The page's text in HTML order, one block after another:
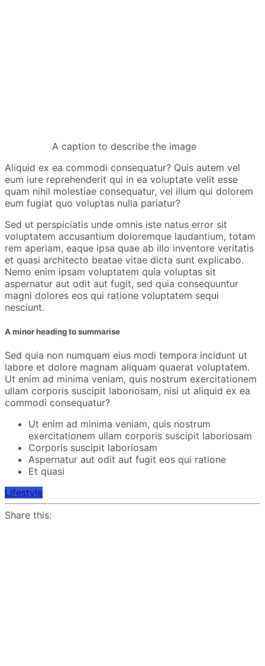
A caption to describe the image
Aliquid ex ea commodi consequatur? Quis autem vel
eum iure reprehenderit qui in ea voluptate velit esse
quam nihil molestiae consequatur, vel illum qui dolorem
eum fugiat quo voluptas nulla pariatur?
Sed ut perspiciatis unde omnis iste natus error sit
voluptatem accusantium doloremque laudantium, totam
rem aperiam, eaque ipsa quae ab illo inventore veritatis
et quasi architecto beatae vitae dicta sunt explicabo.
Nemo enim ipsam voluptatem quia voluptas sit
aspernatur aut odit aut fugit, sed quia consequuntur
magni dolores eos qui ratione voluptatem sequi
nesciunt.
A minor heading to summarise
Sed quia non numquam eius modi tempora incidunt ut
labore et dolore magnam aliquam quaerat voluptatem.
Ut enim ad minima veniam, quis nostrum exercitationem
ullam corporis suscipit laboriosam, nisi ut aliquid ex ea
commodi consequatur?
Ut enim ad minima veniam, quis nostrum
exercitationem ullam corporis suscipit laboriosam
Corporis suscipit laboriosam
Aspernatur aut odit aut fugit eos qui ratione
Et quasi
Lifestyle
Share this: